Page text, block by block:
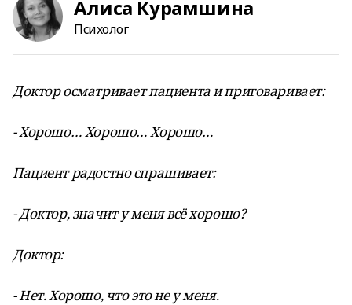
Алиса Курамшина
Психолог
Доктор осматривает пациента и приговаривает:
- Хорошо… Хорошо… Хорошо…
Пациент радостно спрашивает:
- Доктор, значит у меня всё хорошо?
Доктор:
- Нет. Хорошо, что это не у меня.